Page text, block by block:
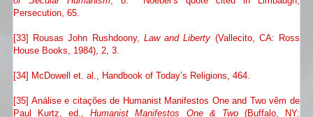
Persecution, 65.
[33] Rousas John Rushdoony, Law and Liberty (Vallecito, CA: Ross
House Books, 1984), 2, 3.
[34] McDowell et. al., Handbook of Today’s Religions, 464.
[35] Análise e citações de Humanist Manifestos One and Two vêm de
Paul Kurtz, ed.,Humanist Manifestos One & Two (Buffalo, NY: